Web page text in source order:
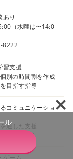
あり
（水曜は〜14:0
8222
習支援
別の時間割を作成
目指す指導
コミュニケーショ
通した支援
柔軟な対応
ゲーム
ル